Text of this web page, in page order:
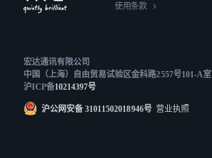
使用条款
宏达通讯有限公司
中国（上海）自由贸易试验区金科路2557号101-A室
沪ICP备10214397号
沪公网安备 31011502018946号营业执照